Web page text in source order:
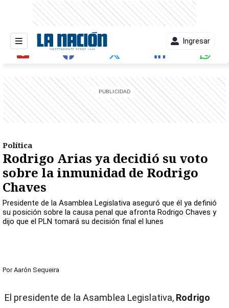
Ingresar
Política
Rodrigo Arias ya decidió su voto
sobre la inmunidad de Rodrigo
Chaves
Presidente de la Asamblea Legislativa aseguró que él ya definió
su posición sobre la causa penal que afronta Rodrigo Chaves y
dijo que el PLN tomará su decisión final el lunes
Por Aarón Sequeira
El presidente de la Asamblea Legislativa, Rodrigo